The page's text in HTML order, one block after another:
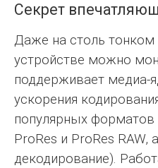
Секрет
Даже на столь
устройстве можно
поддерживает медиа-
ускорения
популярных форматов
ProRes и ProRes RAW,
декодирование).